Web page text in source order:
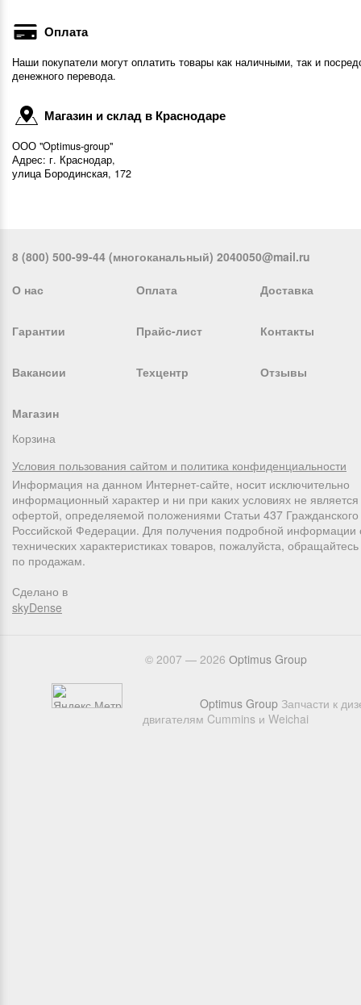
Оплата
Наши покупатели могут оплатить товары как наличными, так и
денежного перевода.
Магазин и склад в Краснодаре
ООО "Optimus-group"
Адрес: г. Краснодар,
улица Бородинская, 172
8 (800) 500-99-44 (многоканальный) 2040050@mail.ru
О нас Оплата Доставка
Гарантии Прайс-лист Контакты
Вакансии Техцентр Отзывы
Магазин
Корзина
Условия пользования сайтом и политика конфиденциальности
Информация на данном Интернет-сайте, носит исключительно
информационный характер и ни при каких условиях не
офертой, определяемой положениями Статьи 437 Гражданского
Российской Федерации. Для получения подробной информации
технических характеристиках товаров, пожалуйста,
по продажам.
Сделано в
skyDense
© 2007 — 2026 Оptimus Group
Optimus Group Запчасти к
двигателям Cummins и Weichai